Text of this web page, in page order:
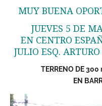
MUY BUENA
JUEVES 5 DE
EN CENTRO
JULIO ESQ.
TERRENO DE 300
EN